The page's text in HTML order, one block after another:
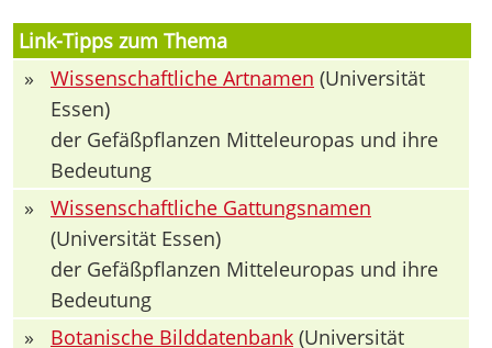
Link-Tipps zum Thema
»
Wissenschaftliche Artnamen (Universität
Essen)
der Gefäßpflanzen Mitteleuropas und ihre
Bedeutung
»
Wissenschaftliche Gattungsnamen
(Universität Essen)
der Gefäßpflanzen Mitteleuropas und ihre
Bedeutung
»
Botanische Bilddatenbank (Universität